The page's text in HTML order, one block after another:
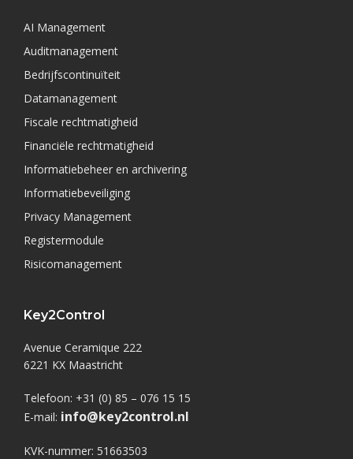
AI Management
Auditmanagement
Bedrijfscontinuïteit
Datamanagement
Fiscale rechtmatigheid
Financiële rechtmatigheid
Informatiebeheer en archivering
Informatiebeveiliging
Privacy Management
Registermodule
Risicomanagement
Key2Control
Avenue Ceramique 222
6221 KX Maastricht
Telefoon: +31 (0) 85 – 076 15 15
E-mail: info@key2control.nl
KVK-nummer: 51663503